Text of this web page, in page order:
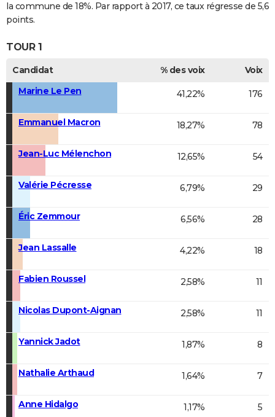
la commune de 18%. Par rapport à 2017, ce taux régresse de 5,6
points.
TOUR 1
Candidat % des voix
Voix
Marine Le Pen
41,22% 176
Emmanuel Macron 18,27% 78
Jean-Luc Mélenchon 12,65% 54
Valérie Pécresse 6,79% 29
Éric Zemmour 6,56% 28
Jean Lassalle 4,22% 18
Fabien Roussel 2,58% 11
Nicolas Dupont-Aignan 2,58% 11
Yannick Jadot 1,87% 8
Nathalie Arthaud 1,64% 7
Anne Hidalgo 1,17% 5